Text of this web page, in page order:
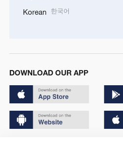
Korean 한국어
DOWNLOAD OUR APP